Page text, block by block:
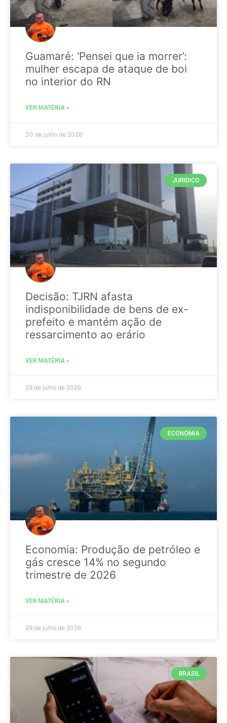
Guamaré: ‘Pensei que ia morrer’:
mulher escapa de ataque de boi
no interior do RN
VER MATÉRIA »
30 de julho de 2026
JURIDICO
Decisão: TJRN afasta
indisponibilidade de bens de ex-
prefeito e mantém ação de
ressarcimento ao erário
VER MATÉRIA »
29 de julho de 2026
ECONOMIA
Economia: Produção de petróleo e
gás cresce 14% no segundo
trimestre de 2026
VER MATÉRIA »
29 de julho de 2026
BRASIL